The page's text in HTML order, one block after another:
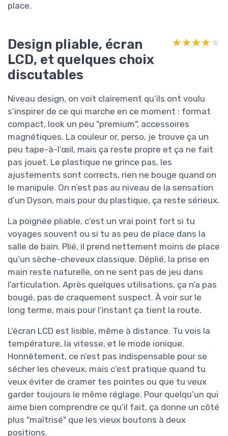
place.
Design pliable, écran
LCD, et quelques choix
discutables
★★★★★
★★★★★
Niveau design, on voit clairement qu’ils ont voulu
s’inspirer de ce qui marche en ce moment : format
compact, look un peu "premium", accessoires
magnétiques. La couleur or, perso, je trouve ça un
peu tape-à-l’œil, mais ça reste propre et ça ne fait
pas jouet. Le plastique ne grince pas, les
ajustements sont corrects, rien ne bouge quand on
le manipule. On n’est pas au niveau de la sensation
d’un Dyson, mais pour du plastique, ça reste sérieux.
La poignée pliable, c’est un vrai point fort si tu
voyages souvent ou si tu as peu de place dans la
salle de bain. Plié, il prend nettement moins de place
qu’un sèche-cheveux classique. Déplié, la prise en
main reste naturelle, on ne sent pas de jeu dans
l’articulation. Après quelques utilisations, ça n’a pas
bougé, pas de craquement suspect. À voir sur le
long terme, mais pour l’instant ça tient la route.
L’écran LCD est lisible, même à distance. Tu vois la
température, la vitesse, et le mode ionique.
Honnêtement, ce n’est pas indispensable pour se
sécher les cheveux, mais c’est pratique quand tu
veux éviter de cramer tes pointes ou que tu veux
garder toujours le même réglage. Pour quelqu’un qui
aime bien comprendre ce qu’il fait, ça donne un côté
plus "maîtrisé" que les vieux boutons à deux
positions.